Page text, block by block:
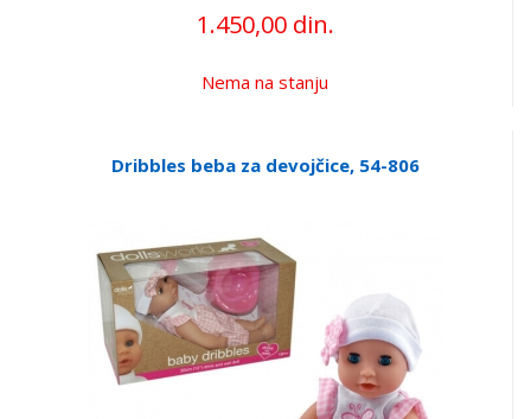
1.450,00 din.
Nema na stanju
Dribbles beba za devojčice, 54-806